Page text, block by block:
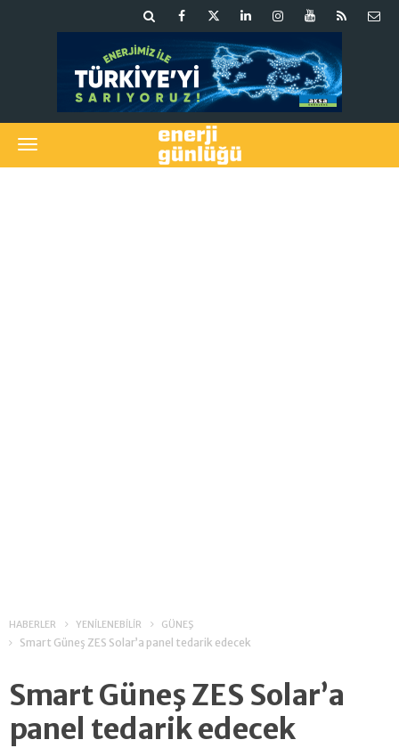
HABERLER YENİLENEBİLİR GÜNEŞ
Smart Güneş ZES Solar’a panel tedarik edecek
Smart Güneş ZES Solar’a
panel tedarik edecek